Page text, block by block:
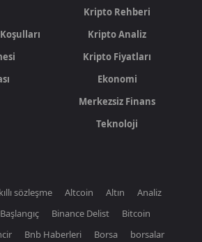
Kripto Rehberi
Kripto Analiz
Kripto Fiyatları
Ekonomi
Merkezsiz Finans
Teknoloji
sözleşme Altcoin Altın
Analiz
Başlangıç Binance Delist
Bitcoin
Bnb Haberleri Borsa
borsalar